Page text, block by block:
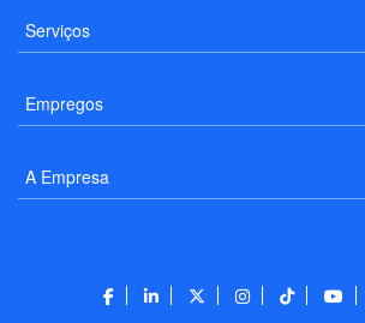
Serviços
Empregos
A Empresa